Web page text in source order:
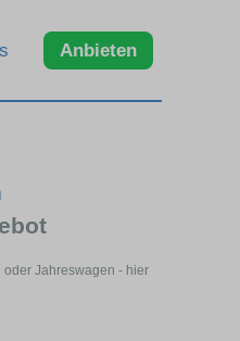
Anbieten
oder Jahreswagen - hier